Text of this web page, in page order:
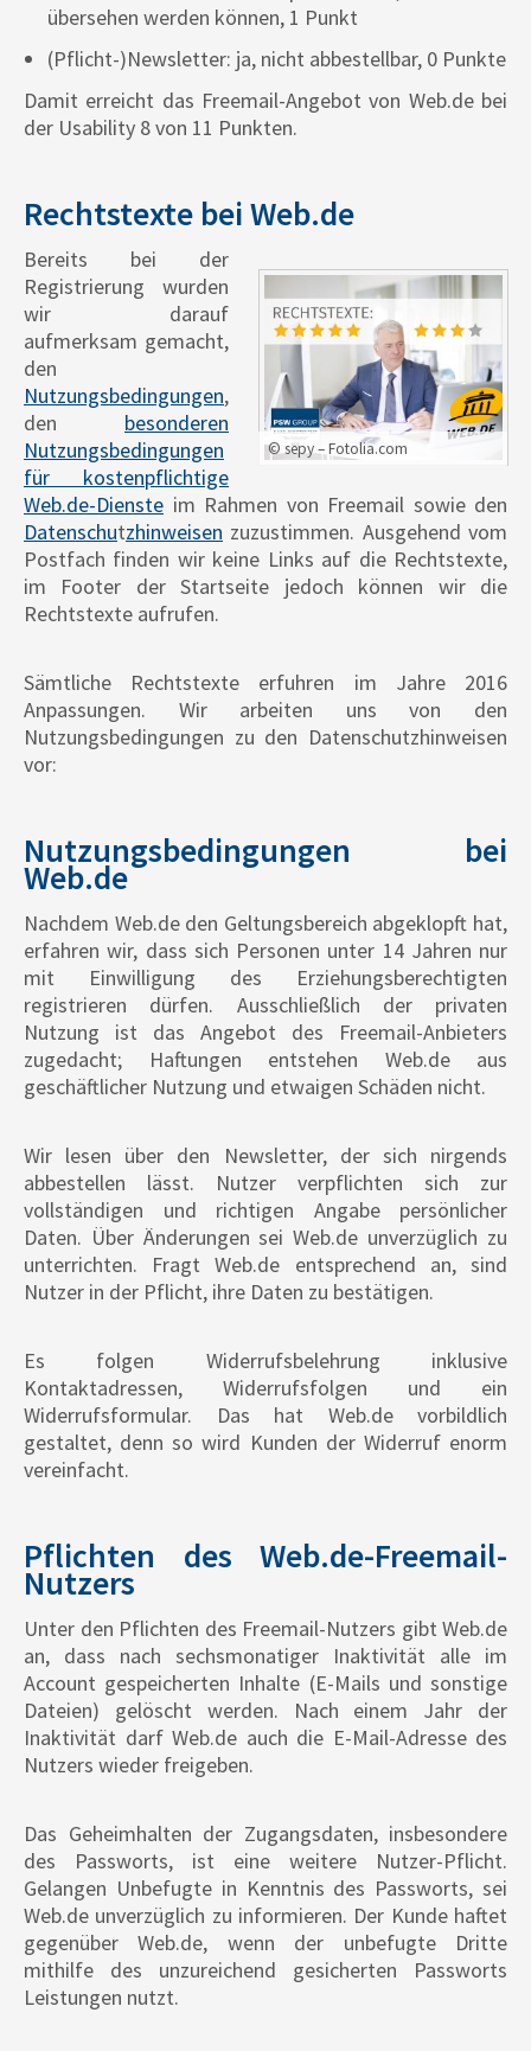
übersehen werden können, 1 Punkt
(Pflicht-)Newsletter: ja, nicht abbestellbar, 0 Punkte
Damit erreicht das Freemail-Angebot von Web.de bei
der Usability 8 von 11 Punkten.
Rechtstexte bei Web.de
© sepy – Fotolia.com
Bereits bei der
Registrierung wurden
wir darauf
aufmerksam gemacht,
den
Nutzungsbedingungen,
den besonderen
Nutzungsbedingungen
für kostenpflichtige
Web.de-Dienste im Rahmen von Freemail sowie den
Datenschutzhinweisen zuzustimmen. Ausgehend vom
Postfach finden wir keine Links auf die Rechtstexte,
im Footer der Startseite jedoch können wir die
Rechtstexte aufrufen.
Sämtliche Rechtstexte erfuhren im Jahre 2016
Anpassungen. Wir arbeiten uns von den
Nutzungsbedingungen zu den Datenschutzhinweisen
vor:
Nutzungsbedingungen bei
Web.de
Nachdem Web.de den Geltungsbereich abgeklopft hat,
erfahren wir, dass sich Personen unter 14 Jahren nur
mit Einwilligung des Erziehungsberechtigten
registrieren dürfen. Ausschließlich der privaten
Nutzung ist das Angebot des Freemail-Anbieters
zugedacht; Haftungen entstehen Web.de aus
geschäftlicher Nutzung und etwaigen Schäden nicht.
Wir lesen über den Newsletter, der sich nirgends
abbestellen lässt. Nutzer verpflichten sich zur
vollständigen und richtigen Angabe persönlicher
Daten. Über Änderungen sei Web.de unverzüglich zu
unterrichten. Fragt Web.de entsprechend an, sind
Nutzer in der Pflicht, ihre Daten zu bestätigen.
Es folgen Widerrufsbelehrung inklusive
Kontaktadressen, Widerrufsfolgen und ein
Widerrufsformular. Das hat Web.de vorbildlich
gestaltet, denn so wird Kunden der Widerruf enorm
vereinfacht.
Pflichten des Web.de-Freemail-
Nutzers
Unter den Pflichten des Freemail-Nutzers gibt Web.de
an, dass nach sechsmonatiger Inaktivität alle im
Account gespeicherten Inhalte (E-Mails und sonstige
Dateien) gelöscht werden. Nach einem Jahr der
Inaktivität darf Web.de auch die E-Mail-Adresse des
Nutzers wieder freigeben.
Das Geheimhalten der Zugangsdaten, insbesondere
des Passworts, ist eine weitere Nutzer-Pflicht.
Gelangen Unbefugte in Kenntnis des Passworts, sei
Web.de unverzüglich zu informieren. Der Kunde haftet
gegenüber Web.de, wenn der unbefugte Dritte
mithilfe des unzureichend gesicherten Passworts
Leistungen nutzt.